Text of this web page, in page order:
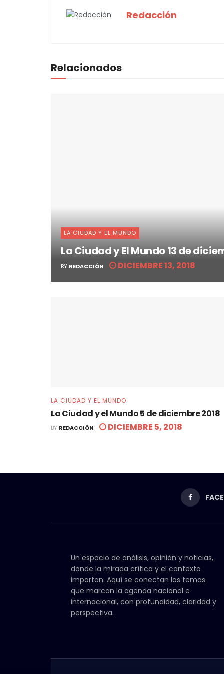
Redacción
Relacionados
LA CIUDAD Y EL MUNDO
La Ciudad y El Mundo 13 de
BY REDACCIÓN DICIEMBRE 13, 2018
LA CIUDAD Y EL MUNDO
La Ciudad y el Mundo 5 de diciembre 2018
BY REDACCIÓN DICIEMBRE 5, 2018
Un espacio de análisis, opinión y noticias,
donde la mirada crítica y el contexto
importan. Aquí se conectan los temas
que marcan la agenda nacional e
internacional, con profundidad, claridad y
perspectiva.